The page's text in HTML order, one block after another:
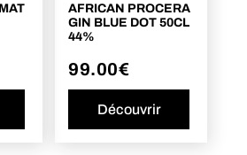
AFRICAN PROCERA
GIN BLUE DOT 50CL
44%
99.00€
Découvrir